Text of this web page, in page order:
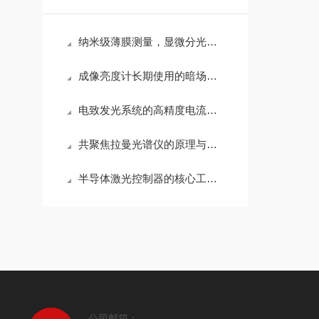
纳米级薄膜测量，显微分光膜厚仪如何解决微小区域测厚难题
成像亮度计长期使用的暗场校准与误差修正规范
电致发光系统的高精度电流电压源驱动技术解析
共聚焦拉曼光谱仪的原理与核心优势全解析
半导体激光控制器的核心工作逻辑如下